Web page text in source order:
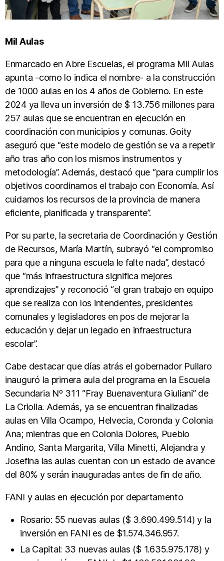
Mil Aulas
Enmarcado en Abre Escuelas, el programa Mil Aulas
apunta -como lo indica el nombre- a la construcción
de 1000 aulas en los 4 años de Gobierno. En este
2024 ya lleva un inversión de $ 13.756 millones para
257 aulas que se encuentran en ejecución en
coordinación con municipios y comunas. Goity
aseguró que “este modelo de gestión se va a repetir
año tras año con los mismos instrumentos y
metodología”. Además, destacó que “para cumplir los
objetivos coordinamos el trabajo con Economía. Así
cuidamos los recursos de la provincia de manera
eficiente, planificada y transparente”.
Por su parte, la secretaria de Coordinación y Gestión
de Recursos, María Martín, subrayó “el compromiso
para que a ninguna escuela le falte nada”, destacó
que “más infraestructura significa mejores
aprendizajes” y reconoció “el gran trabajo en equipo
que se realiza con los intendentes, presidentes
comunales y legisladores en pos de mejorar la
educación y dejar un legado en infraestructura
escolar”.
Cabe destacar que días atrás el gobernador Pullaro
inauguró la primera aula del programa en la Escuela
Secundaria Nº 311 “Fray Buenaventura Giuliani” de
La Criolla. Además, ya se encuentran finalizadas
aulas en Villa Ocampo, Helvecia, Coronda y Colonia
Ana; mientras que en Colonia Dolores, Pueblo
Andino, Santa Margarita, Villa Minetti, Alejandra y
Josefina las aulas cuentan con un estado de avance
del 80% y serán inauguradas antes de fin de año.
FANI y aulas en ejecución por departamento
Rosario: 55 nuevas aulas ($ 3.690.499.514) y la
inversión en FANI es de $1.574.346.957.
La Capital: 33 nuevas aulas ($ 1.635.975.178) y